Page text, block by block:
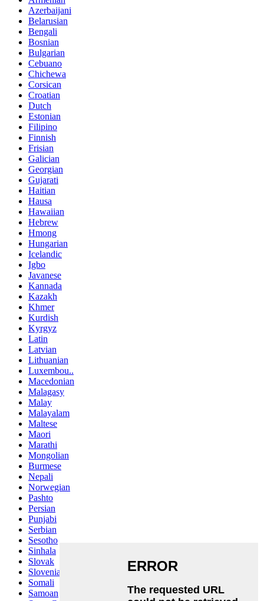
Azerbaijani
Belarusian
Bengali
Bosnian
Bulgarian
Cebuano
Chichewa
Corsican
Croatian
Dutch
Estonian
Filipino
Finnish
Frisian
Galician
Georgian
Gujarati
Haitian
Hausa
Hawaiian
Hebrew
Hmong
Hungarian
Icelandic
Igbo
Javanese
Kannada
Kazakh
Khmer
Kurdish
Kyrgyz
Latin
Latvian
Lithuanian
Luxembou..
Macedonian
Malagasy
Malay
Malayalam
Maltese
Maori
Marathi
Mongolian
Burmese
Nepali
Norwegian
Pashto
Persian
Punjabi
Serbian
Sesotho
Sinhala
Slovak
Slovenian
Somali
Samoan